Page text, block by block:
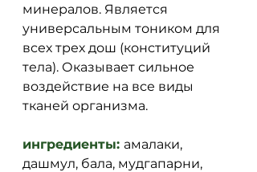
минералов. Является
универсальным тоником для
всех трех дош (конституций
тела). Оказывает сильное
воздействие на все виды
тканей организма.
ингредиенты: амалаки,
дашмул, бала, мудгапарни,